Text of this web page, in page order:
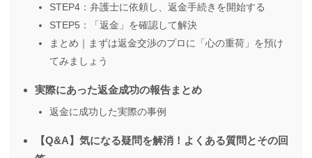
STEP4：弁護士に依頼し、返金手続きを開始する
STEP5：「返金」を確認して解決
まとめ｜まずは返金交渉のプロに「心の重荷」を預け
てみましょう
実際にあった返金成功の報告まとめ
返金に成功した実際の事例
【Q&A】気になる疑問を解消！よくある質問とその回